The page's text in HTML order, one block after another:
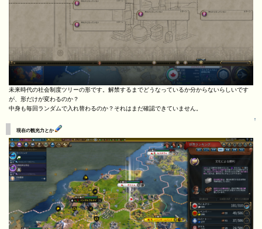
未来時代の社会制度ツリーの形です。解禁するまでどうなっているか分からないらしいです
が、形だけが変わるのか？
中身も毎回ランダムで入れ替わるのか？それはまだ確認できていません。
↑
現在の観光力とか